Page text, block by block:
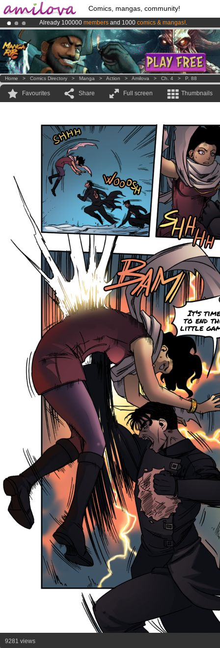
Comics, mangas, community!
Already 100000 members and 1000 comics & mangas!.
Premium membership from3.95 eurosper month !Get membership
AmilovaKickstarter is now LIVE!.
Home > Comics Directory > Manga > Action > Amilova > Ch. 4 > P. 88
Favourites Share Full screen Thumbnails
It's time
to end
little
9281 views